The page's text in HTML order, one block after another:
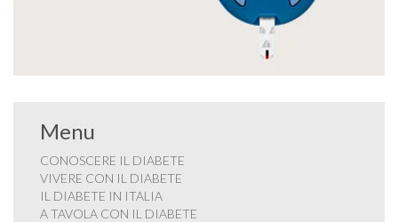
Menu
CONOSCERE IL DIABETE
VIVERE CON IL DIABETE
IL DIABETE IN ITALIA
A TAVOLA CON IL DIABETE